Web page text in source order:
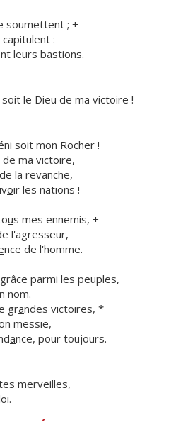
soumettent ; +
:
leurs bastions.
le Dieu de ma victoire !
i soit mon Rocher !
de ma victoire,
la revanche,
oir les nations !
us mes ennemis, +
l'agresseur,
nce de l'homme.
âce parmi les peuples,
nom.
grandes victoires, *
messie,
ance, pour toujours.
merveilles,